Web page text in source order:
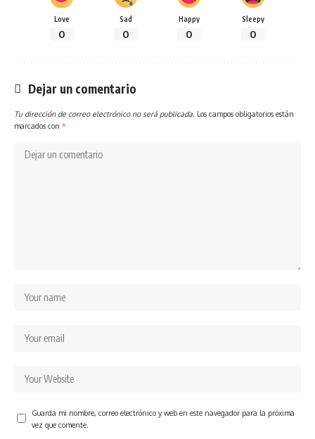
Love
0
Sad
0
Happy
0
Sleepy
0
Dejar un comentario
Tu dirección de correo electrónico no será publicada. Los campos obligatorios están
marcados con *
Guarda mi nombre, correo electrónico y web en este navegador para la próxima
vez que comente.